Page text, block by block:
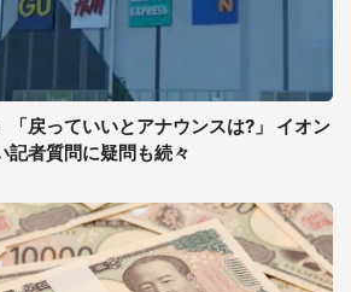
「戻っていいとアナウンスは?」 イオン
記者質問に疑問も続々